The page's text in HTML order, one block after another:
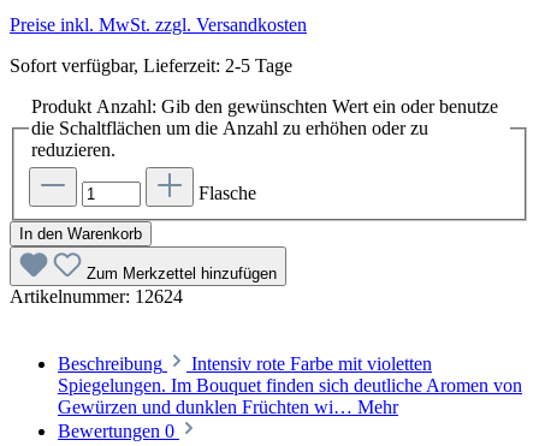
Preise inkl. MwSt. zzgl. Versandkosten
Sofort verfügbar, Lieferzeit: 2-5 Tage
Produkt Anzahl: Gib den gewünschten Wert ein oder benutze
die Schaltflächen um die Anzahl zu erhöhen oder zu
reduzieren.
Flasche
In den Warenkorb
Zum Merkzettel hinzufügen
Artikelnummer: 12624
Beschreibung
Intensiv rote Farbe mit violetten
Spiegelungen. Im Bouquet finden sich deutliche Aromen von
Gewürzen und dunklen Früchten wi… Mehr
Bewertungen 0